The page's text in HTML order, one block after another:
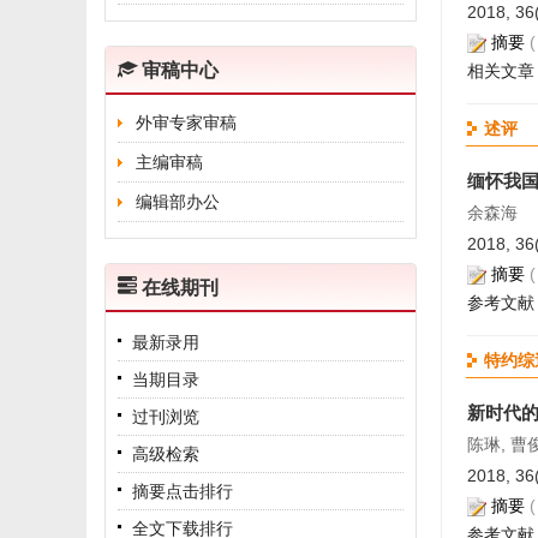
审稿中心
外审专家审稿
主编审稿
编辑部办公
在线期刊
最新录用
当期目录
过刊浏览
高级检索
摘要点击排行
全文下载排行
2018,
摘要
相关文章
述评
缅怀我
余森海
2018,
摘要
参考文献
特约综
新时代
陈琳, 曹
2018,
摘要